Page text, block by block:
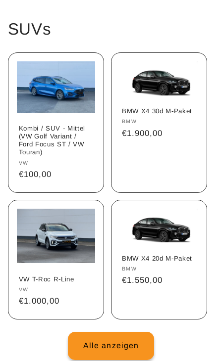
SUVs
Kombi / SUV - Mittel
(VW Golf Variant /
Ford Focus ST / VW
Touran)
Anbieter:
VW
Normaler
€100,00
BMW X4 30d M-Paket
Anbieter:
BMW
Normaler
€1.900,00
VW T-Roc R-Line
Anbieter:
VW
Normaler
€1.000,00
BMW X4 20d M-Paket
Anbieter:
BMW
Normaler
€1.550,00
Alle anzeigen